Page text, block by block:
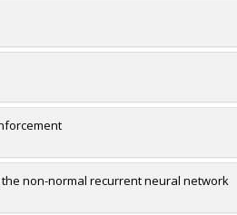
non-normal recurrent neural network